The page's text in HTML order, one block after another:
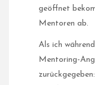
geöffnet
Mentoren ab.
Als ich
Mentoring-